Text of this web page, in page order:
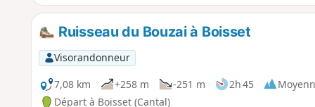
Ruisseau du Bouzai à Boisset
Visorandonneur
7,08 km
+258 m -251 m 2h 45
Départ à Boisset (Cantal)